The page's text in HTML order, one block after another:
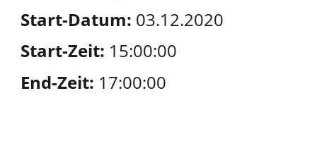
Start-Datum: 03.12.2020
Start-Zeit: 15:00:00
End-Zeit: 17:00:00